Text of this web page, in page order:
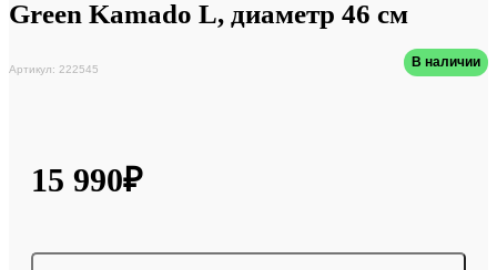
Green Kamado L, диаметр 46 см
Артикул: 222545 В наличии
15 990₽